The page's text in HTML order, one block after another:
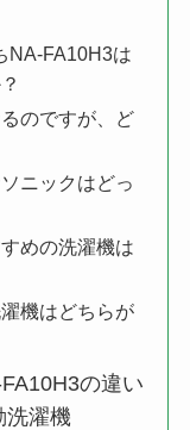
NA-FA10H3は
のですが、ど
ニックはどっ
めの洗濯機は
機はどちらが
の違い
洗濯機